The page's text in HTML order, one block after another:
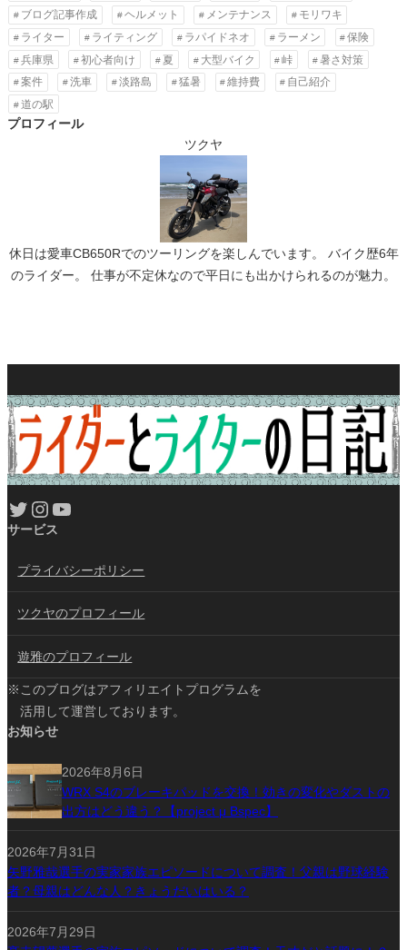
ブログ記事作成
ヘルメット メンテナンス
モリワキ
ライター
ライティング ラパイドネオ ラーメン
保険
兵庫県
初心者向け 夏 大型バイク 峠
暑さ対策
案件
洗車 淡路島 猛暑 維持費
自己紹介
道の駅
プロフィール
ツクヤ
休日は愛車CB650Rでのツーリングを楽しんでいます。 バイク歴6年
のライダー。 仕事が不定休なので平日にも出かけられるのが魅力。
Twitter Instagram YouTube
サービス
プライバシーポリシー
ツクヤのプロフィール
遊雅のプロフィール
※このブログはアフィリエイトプログラムを
活用して運営しております。
お知らせ
2026年8月6日
WRX S4のブレーキパッドを交換！効きの変化やダストの
出方はどう違う？【project μ Bspec】
2026年7月31日
矢野雅哉選手の実家家族エピソードについて調査！父親は野球経験
者？母親はどんな人？きょうだいはいる？
2026年7月29日